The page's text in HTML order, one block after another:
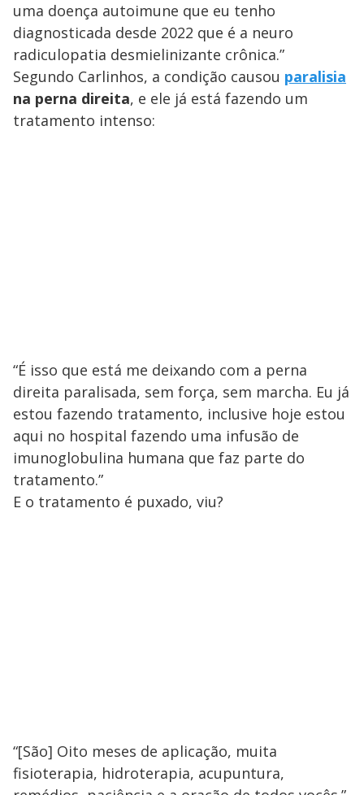
uma doença autoimune que eu tenho
diagnosticada desde 2022 que é a neuro
radiculopatia desmielinizante crônica.”
Segundo Carlinhos, a condição causou paralisia
na perna direita, e ele já está fazendo um
tratamento intenso:
“É isso que está me deixando com a perna
direita paralisada, sem força, sem marcha. Eu já
estou fazendo tratamento, inclusive hoje estou
aqui no hospital fazendo uma infusão de
imunoglobulina humana que faz parte do
tratamento.”
E o tratamento é puxado, viu?
“[São] Oito meses de aplicação, muita
fisioterapia, hidroterapia, acupuntura,